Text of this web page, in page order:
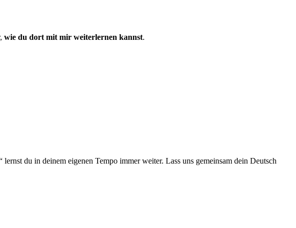
wie du dort mit mir weiterlernen kannst.
du in deinem eigenen Tempo immer weiter. Lass uns gemeinsam dein Deutsch